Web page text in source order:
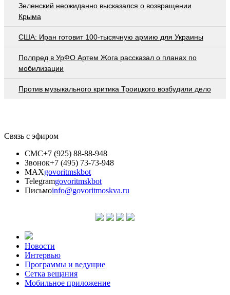
Зеленский неожиданно высказался о возвращении
Крыма
США: Иран готовит 100-тысячную армию для Украины
Полпред в УрФО Артем Жога рассказал о планах по
мобилизации
Против музыкального критика Троицкого возбудили дело
Связь с эфиром
СМС+7 (925) 88-88-948
Звонок+7 (495) 73-73-948
MAXgovoritmskbot
Telegramgovoritmskbot
Письмоinfo@govoritmoskva.ru
Новости
Интервью
Программы и ведущие
Сетка вещания
Мобильное приложение